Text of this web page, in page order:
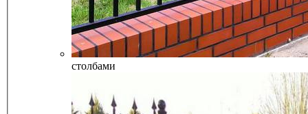
столбами